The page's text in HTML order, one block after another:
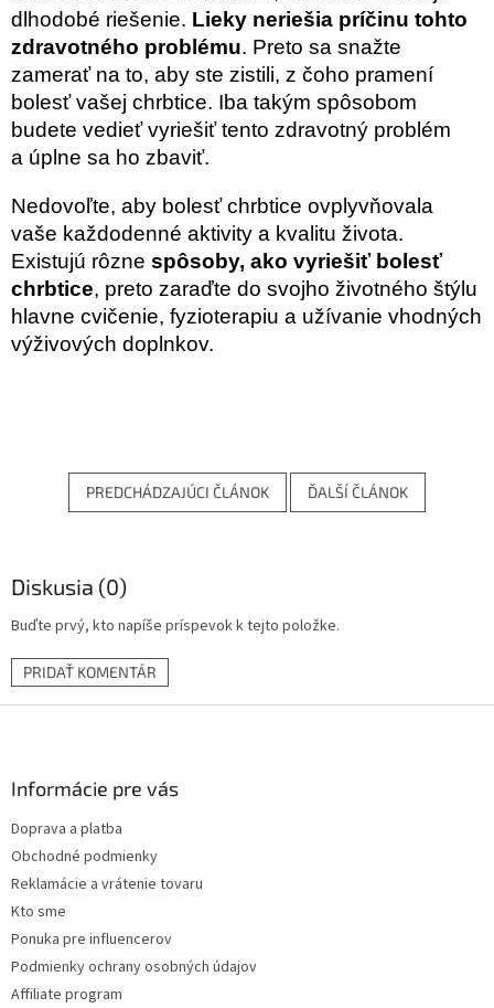
dlhodobé riešenie. Lieky neriešia príčinu tohto
zdravotného problému. Preto sa snažte
zamerať na to, aby ste zistili, z čoho pramení
bolesť vašej chrbtice. Iba takým spôsobom
budete vedieť vyriešiť tento zdravotný problém
a úplne sa ho zbaviť.
Nedovoľte, aby bolesť chrbtice ovplyvňovala
vaše každodenné aktivity a kvalitu života.
Existujú rôzne spôsoby, ako vyriešiť bolesť
chrbtice, preto zaraďte do svojho životného štýlu
hlavne cvičenie, fyzioterapiu a užívanie vhodných
výživových doplnkov.
PREDCHÁDZAJÚCI ČLÁNOK ĎALŠÍ ČLÁNOK
Diskusia (0)
Buďte prvý, kto napíše príspevok k tejto položke.
PRIDAŤ KOMENTÁR
Informácie pre vás
Doprava a platba
Obchodné podmienky
Reklamácie a vrátenie tovaru
Kto sme
Ponuka pre influencerov
Podmienky ochrany osobných údajov
Affiliate program